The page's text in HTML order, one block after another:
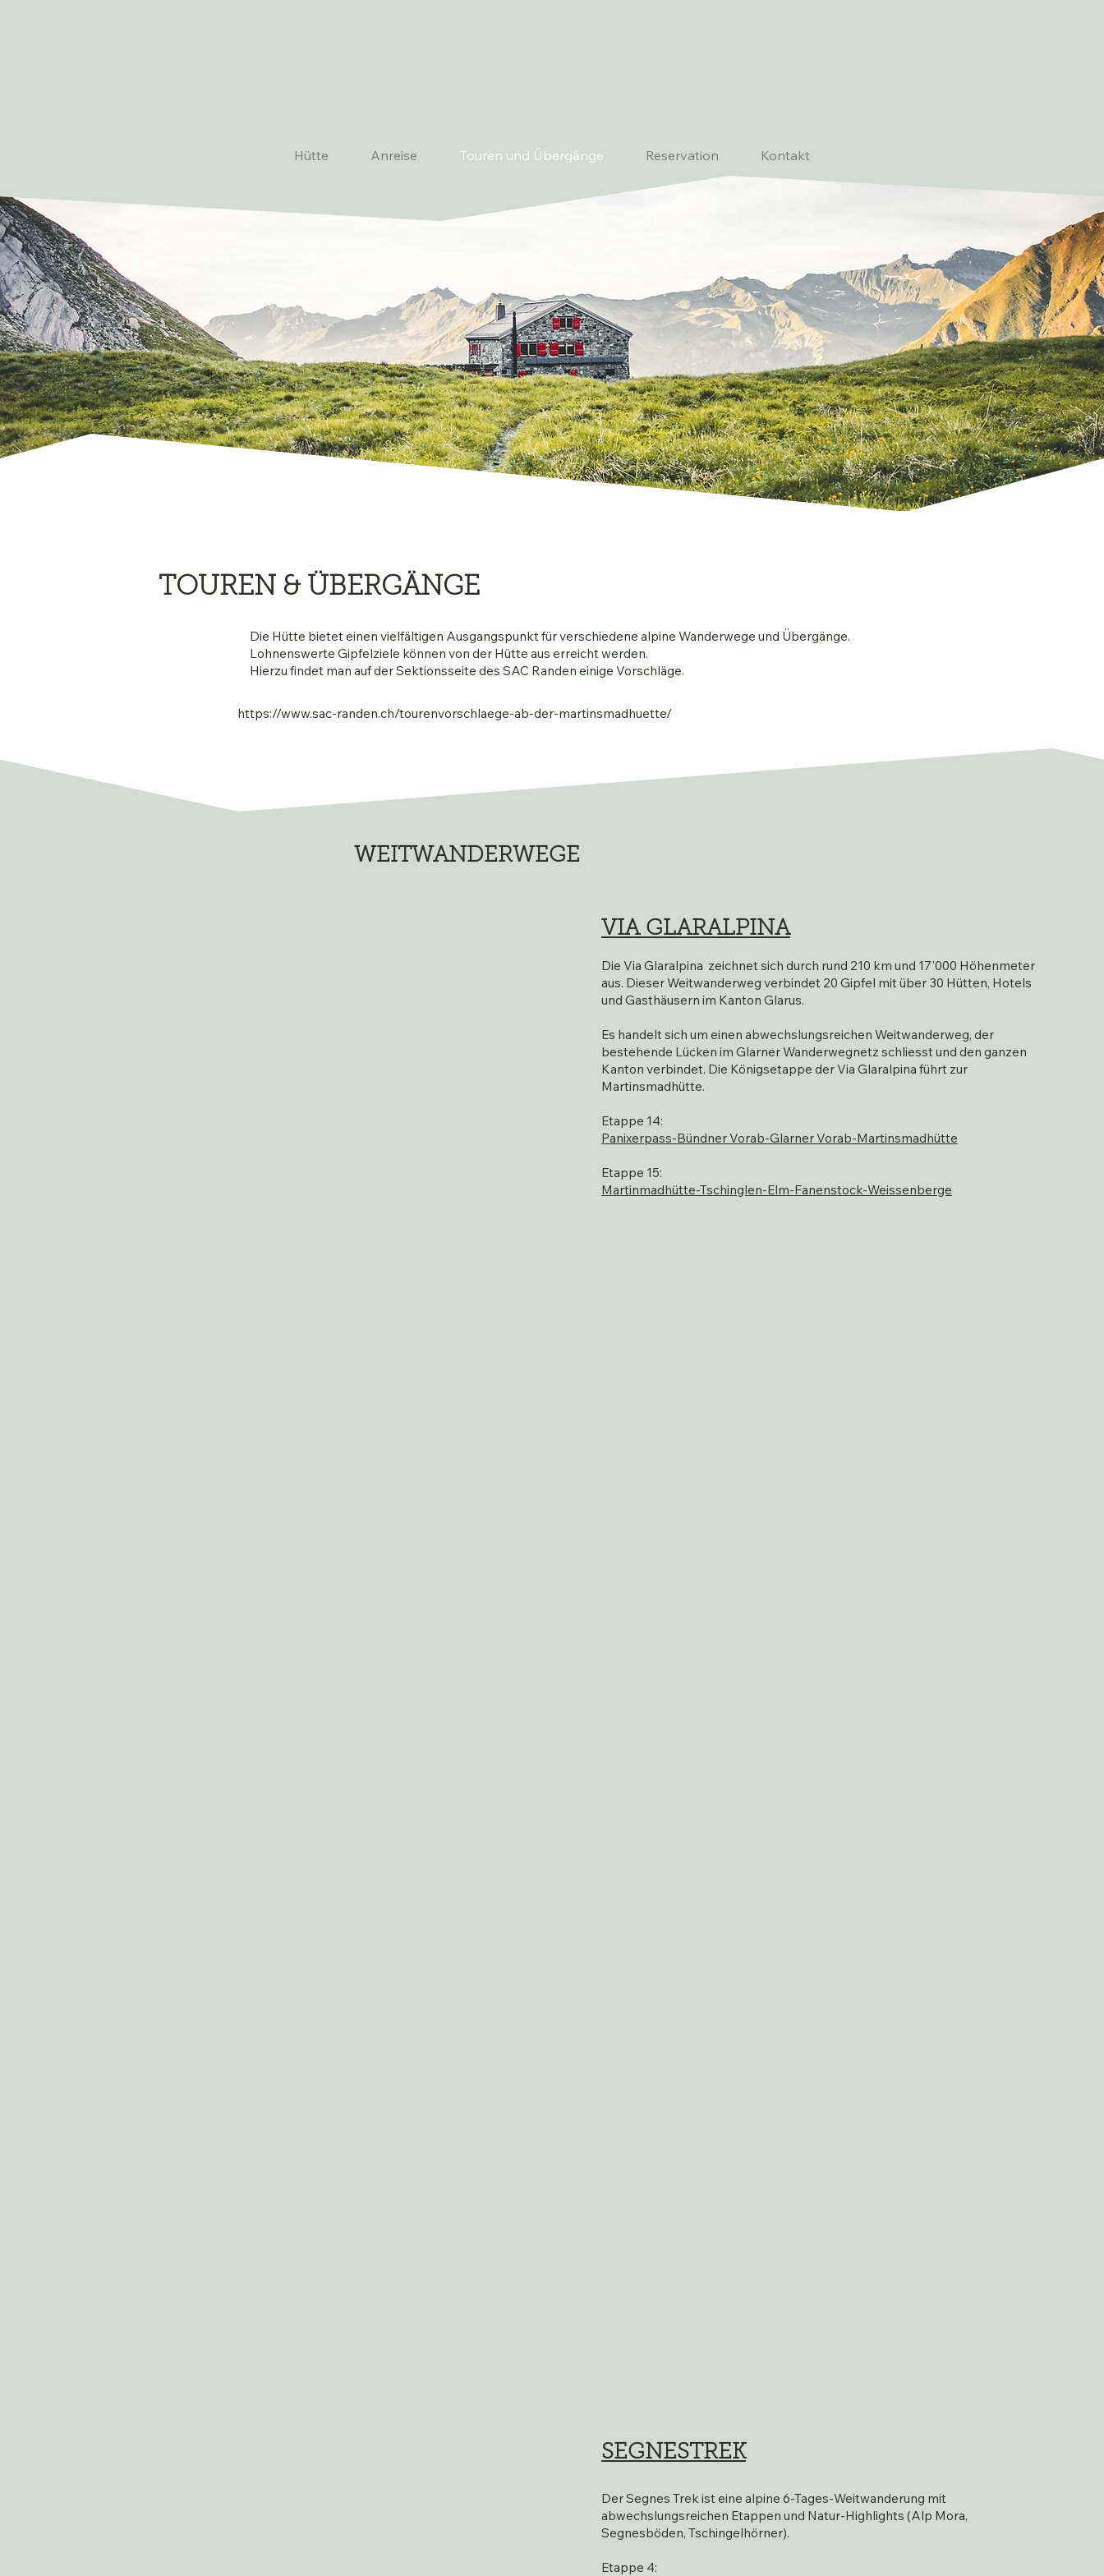
Kontakt
Reservation
Touren und Übergänge
Anreise
Hütte
TOUREN & ÜBERGÄNGE
Die Hütte bietet einen vielfältigen Ausgangspunkt für verschiedene alpine Wanderwege und Übergänge.
Lohnenswerte Gipfelziele können von der Hütte aus erreicht werden.
Hierzu findet man auf der Sektionsseite des SAC Randen einige Vorschläge.
https://www.sac-randen.ch/tourenvorschlaege-ab-der-martinsmadhuette/
Die Via Glaralpina zeichnet sich durch rund 210 km und 17'000 Höhenmeter
aus. Dieser Weitwanderweg verbindet 20 Gipfel mit über 30 Hütten, Hotels
und Gasthäusern im Kanton Glarus.
Es handelt sich um einen abwechslungsreichen Weitwanderweg, der
bestehende Lücken im Glarner Wanderwegnetz schliesst und den ganzen
Kanton verbindet. Die Königsetappe der Via Glaralpina führt zur
Martinsmadhütte.
Etappe 14:
Panixerpass-Bündner Vorab-Glarner Vorab-Martinsmadhütte
Etappe 15:
Martinmadhütte-Tschinglen-Elm-Fanenstock-Weissenberge
VIA GLARALPINA
Der Segnes Trek ist eine alpine 6-Tages-Weitwanderung mit
abwechslungsreichen Etappen und Natur-Highlights (Alp Mora,
Segnesböden, Tschingelhörner).
Etappe 4:
SEGNESTREK
WEITWANDERWEGE